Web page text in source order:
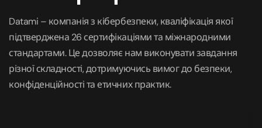
Datami – компанія з кібербезпеки, кваліфікація якої
підтверджена 26 сертифікаціями та міжнародними
стандартами. Це дозволяє нам виконувати завдання
різної складності, дотримуючись вимог до безпеки,
конфіденційності та етичних практик.